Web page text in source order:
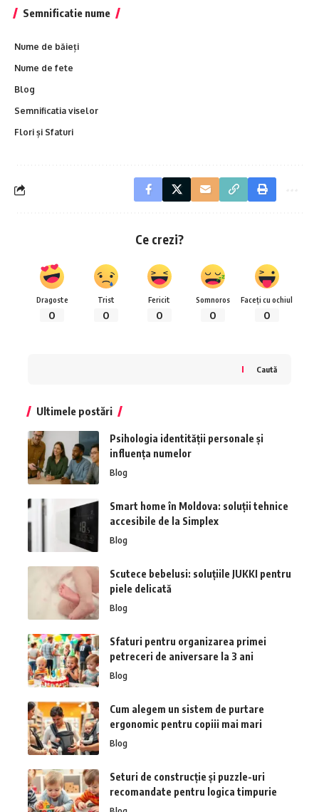
Semnificatie nume
Nume de băieți
Nume de fete
Blog
Semnificatia viselor
Flori și Sfaturi
Ce crezi?
Dragoste
0
Trist
0
Fericit
0
Somnoros
0
Faceți cu ochiul
0
Caută
Ultimele postări
Psihologia identității personale și
influența numelor
Blog
Smart home în Moldova: soluții tehnice
accesibile de la Simplex
Blog
Scutece bebelusi: soluțiile JUKKI pentru
piele delicată
Blog
Sfaturi pentru organizarea primei
petreceri de aniversare la 3 ani
Blog
Cum alegem un sistem de purtare
ergonomic pentru copiii mai mari
Blog
Seturi de construcție și puzzle-uri
recomandate pentru logica timpurie